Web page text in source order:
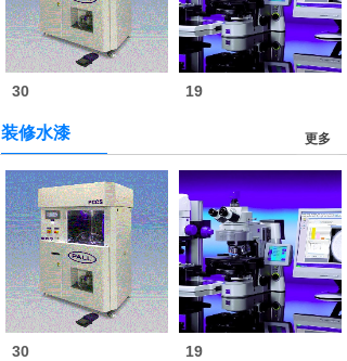
30 19
装修水漆 更多
30 19